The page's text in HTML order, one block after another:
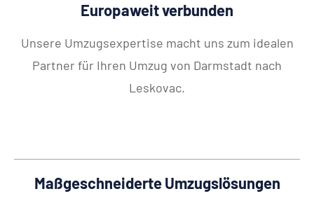
Europaweit verbunden
Unsere Umzugsexpertise macht uns zum idealen
Partner für Ihren Umzug von Darmstadt nach
Leskovac.
Maßgeschneiderte Umzugslösungen